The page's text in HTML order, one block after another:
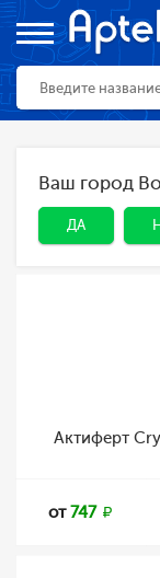
ДА
Ваш город
ДА
Главная Каталог
Презервативы
Актиферт
от747